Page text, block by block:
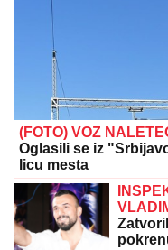
CECA
crni
se"